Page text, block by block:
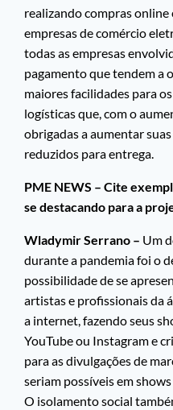
realizando compras online
empresas de comércio
todas as empresas
pagamento que tendem a
maiores facilidades para
logísticas que, com o
obrigadas a aumentar
reduzidos para entrega.
PME NEWS – Cite
se destacando para a
Wladymir Serrano – Um
durante a pandemia foi o
possibilidade de se
artistas e profissionais da
a internet, fazendo seus
YouTube ou Instagram e
para as divulgações de
seriam possíveis em shows
O isolamento social